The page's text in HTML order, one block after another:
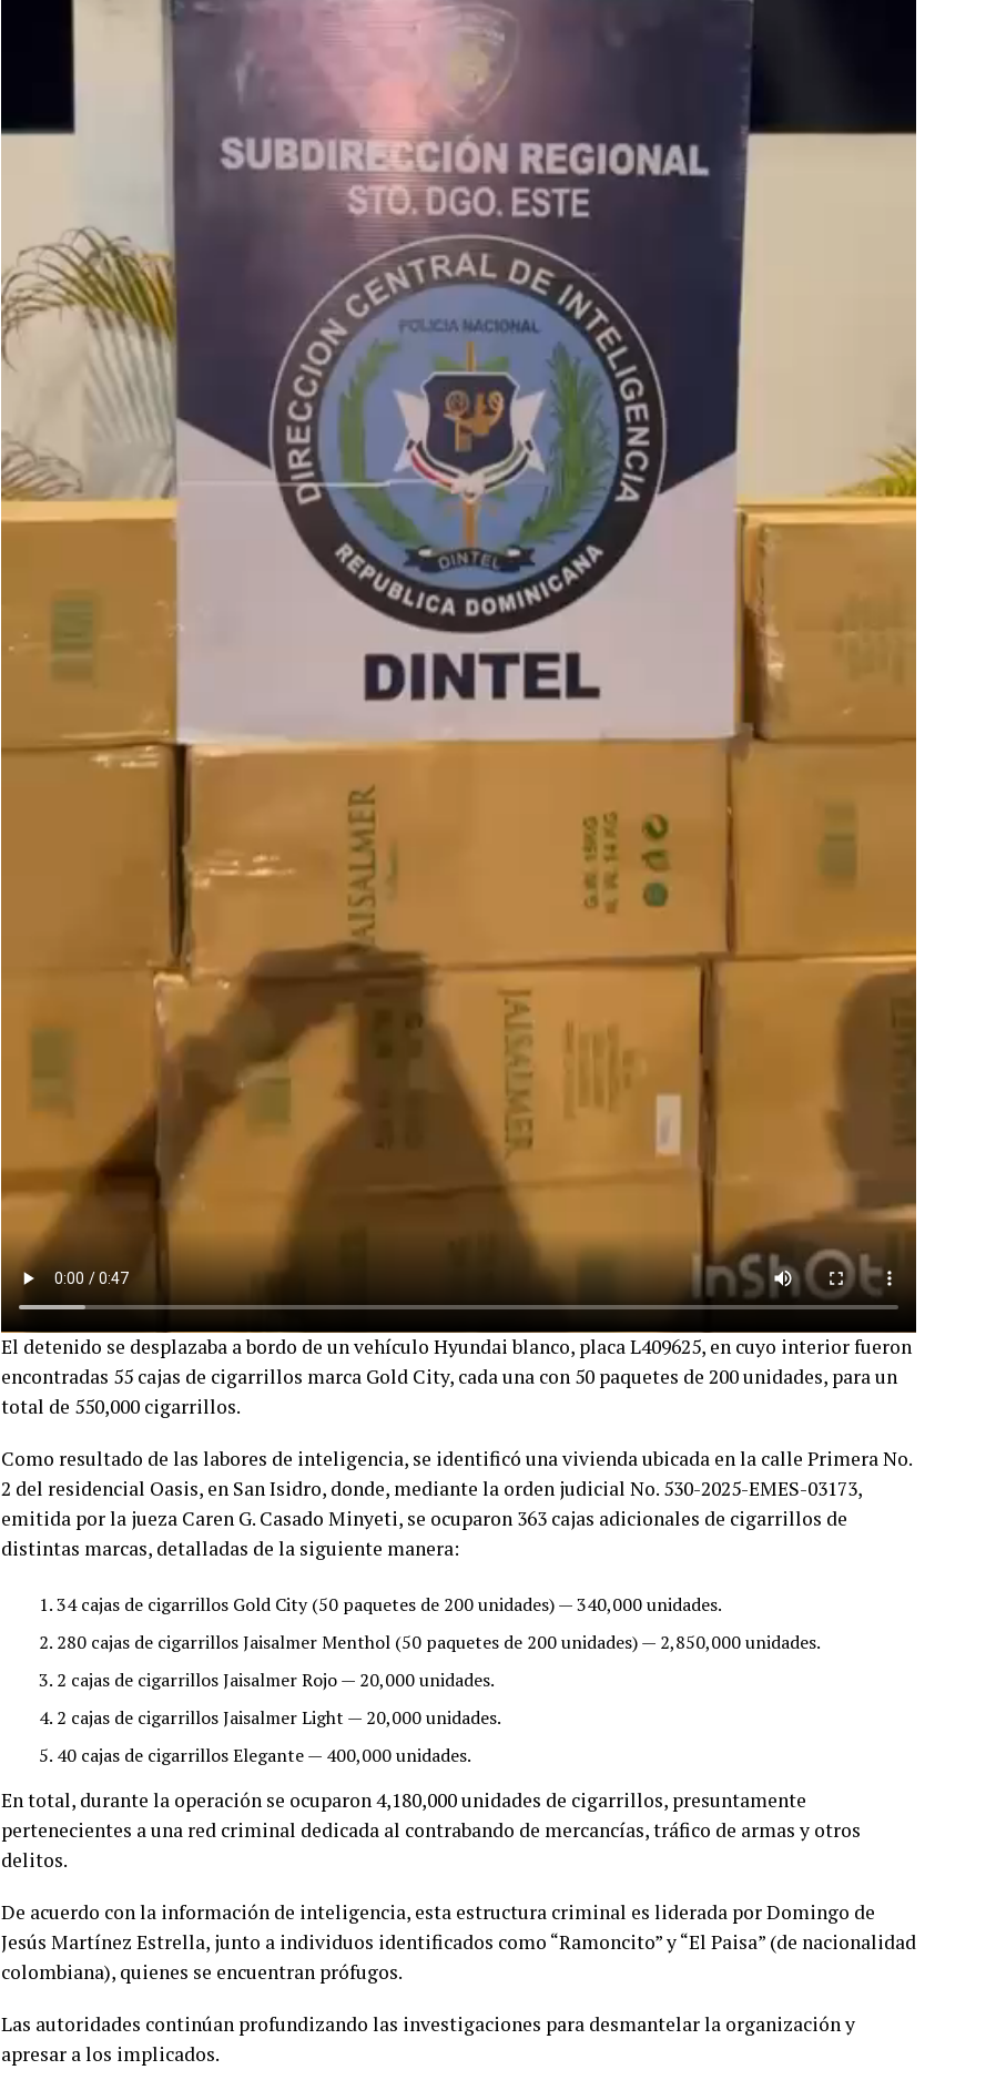
El detenido se desplazaba a bordo de un vehículo Hyundai blanco, placa L409625, en cuyo interior fueron
encontradas 55 cajas de cigarrillos marca Gold City, cada una con 50 paquetes de 200 unidades, para un
total de 550,000 cigarrillos.
Como resultado de las labores de inteligencia, se identificó una vivienda ubicada en la calle Primera No.
2 del residencial Oasis, en San Isidro, donde, mediante la orden judicial No. 530-2025-EMES-03173,
emitida por la jueza Caren G. Casado Minyeti, se ocuparon 363 cajas adicionales de cigarrillos de
distintas marcas, detalladas de la siguiente manera:
34 cajas de cigarrillos Gold City (50 paquetes de 200 unidades) — 340,000 unidades.
280 cajas de cigarrillos Jaisalmer Menthol (50 paquetes de 200 unidades) — 2,850,000 unidades.
2 cajas de cigarrillos Jaisalmer Rojo — 20,000 unidades.
2 cajas de cigarrillos Jaisalmer Light — 20,000 unidades.
40 cajas de cigarrillos Elegante — 400,000 unidades.
En total, durante la operación se ocuparon 4,180,000 unidades de cigarrillos, presuntamente
pertenecientes a una red criminal dedicada al contrabando de mercancías, tráfico de armas y otros
delitos.
De acuerdo con la información de inteligencia, esta estructura criminal es liderada por Domingo de
Jesús Martínez Estrella, junto a individuos identificados como “Ramoncito” y “El Paisa” (de nacionalidad
colombiana), quienes se encuentran prófugos.
Las autoridades continúan profundizando las investigaciones para desmantelar la organización y
apresar a los implicados.